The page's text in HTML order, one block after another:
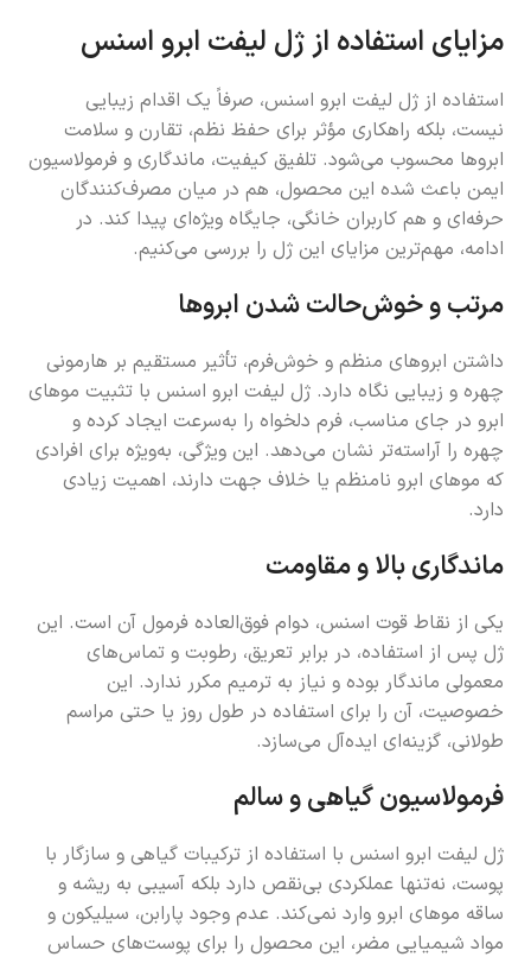
مزایای استفاده از ژل لیفت ابرو اسنس
استفاده از ژل لیفت ابرو اسنس، صرفاً یک اقدام زیبایی
نیست، بلکه راهکاری مؤثر برای حفظ نظم، تقارن و سلامت
ابروها محسوب می‌شود. تلفیق کیفیت، ماندگاری و فرمولاسیون
ایمن باعث شده این محصول، هم در میان مصرف‌کنندگان
حرفه‌ای و هم کاربران خانگی، جایگاه ویژه‌ای پیدا کند. در
ادامه، مهم‌ترین مزایای این ژل را بررسی می‌کنیم.
مرتب و خوش‌حالت شدن ابروها
داشتن ابروهای منظم و خوش‌فرم، تأثیر مستقیم بر هارمونی
چهره و زیبایی نگاه دارد. ژل لیفت ابرو اسنس با تثبیت موهای
ابرو در جای مناسب، فرم دلخواه را به‌سرعت ایجاد کرده و
چهره را آراسته‌تر نشان می‌دهد. این ویژگی، به‌ویژه برای افرادی
که موهای ابرو نامنظم یا خلاف جهت دارند، اهمیت زیادی
دارد.
ماندگاری بالا و مقاومت
یکی از نقاط قوت اسنس، دوام فوق‌العاده فرمول آن است. این
ژل پس از استفاده، در برابر تعریق، رطوبت و تماس‌های
معمولی ماندگار بوده و نیاز به ترمیم مکرر ندارد. این
خصوصیت، آن را برای استفاده در طول روز یا حتی مراسم
طولانی، گزینه‌ای ایده‌آل می‌سازد.
فرمولاسیون گیاهی و سالم
ژل لیفت ابرو اسنس با استفاده از ترکیبات گیاهی و سازگار با
پوست، نه‌تنها عملکردی بی‌نقص دارد بلکه آسیبی به ریشه و
ساقه موهای ابرو وارد نمی‌کند. عدم وجود پارابن، سیلیکون و
مواد شیمیایی مضر، این محصول را برای پوست‌های حساس